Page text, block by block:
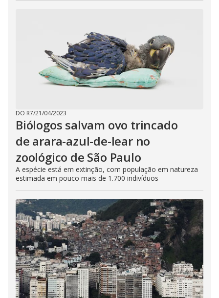
DO R7/21/04/2023
Biólogos salvam ovo trincado
de arara-azul-de-lear no
zoológico de São Paulo
A espécie está em extinção, com população em natureza
estimada em pouco mais de 1.700 indivíduos